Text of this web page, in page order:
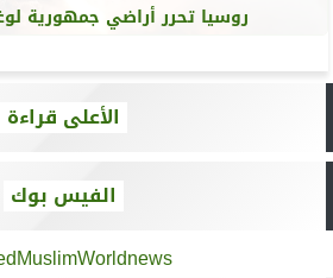
روسيا تحرر أراضي جمهورية
الأعلى قراءة
الفيس بوك